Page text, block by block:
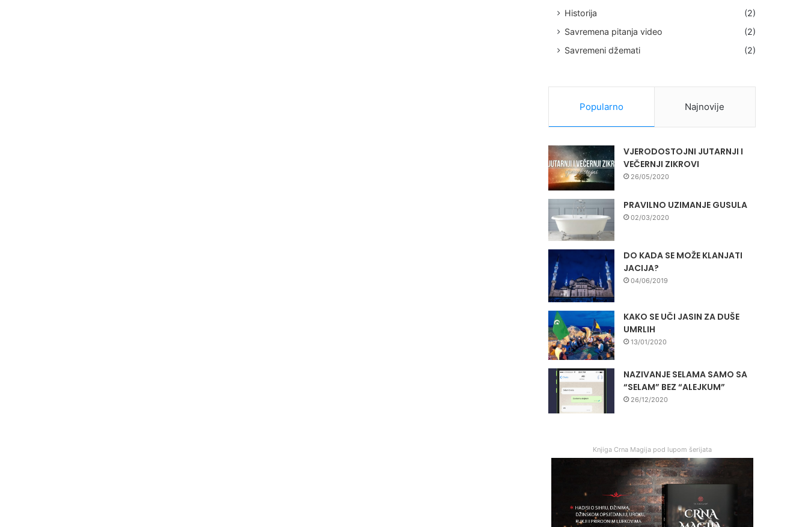
Historija
(2)
Savremena pitanja video
(2)
Savremeni džemati
(2)
Popularno Najnovije
VJERODOSTOJNI JUTARNJI I
VEČERNJI ZIKROVI
26/05/2020
PRAVILNO UZIMANJE GUSULA
02/03/2020
DO KADA SE MOŽE KLANJATI
JACIJA?
04/06/2019
KAKO SE UČI JASIN ZA DUŠE
UMRLIH
13/01/2020
NAZIVANJE SELAMA SAMO SA
“SELAM” BEZ “ALEJKUM”
26/12/2020
Knjiga Crna Magija pod lupom šerijata